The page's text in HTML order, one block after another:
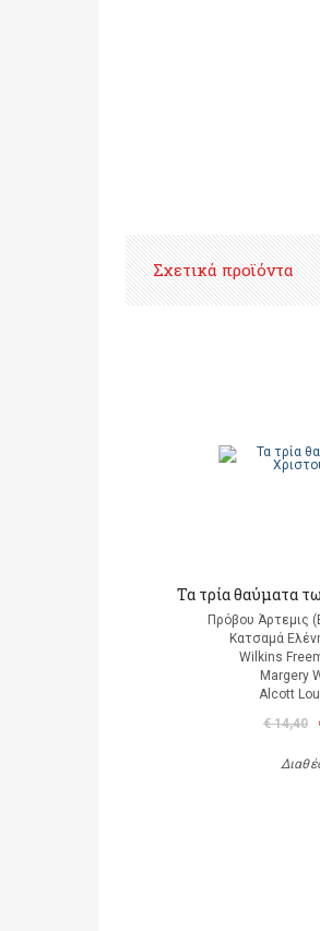
Σχετικά προϊόντα
Τα τρία θαύματα
Πρόβου Άρτεμις
Κατσαμά
Wilkins
Margery
Alcott
€ 14,40